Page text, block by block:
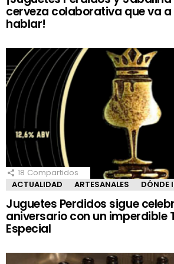
cerveza colaborativa que va
hablar!
18 Compartidos
ACTUALIDAD
ARTESANALES DÓNDE
Juguetes Perdidos sigue
aniversario con un imperdible
Especial